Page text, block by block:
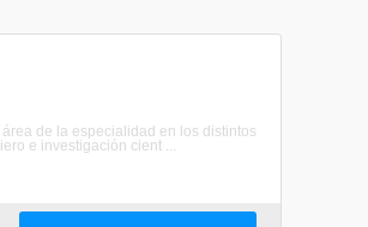
de la especialidad en los distintos
e investigación cient ...